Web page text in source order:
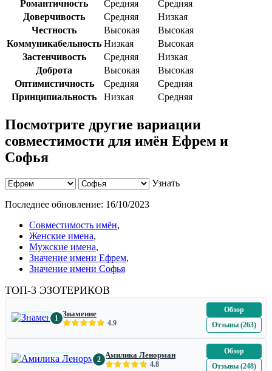
Романтичность Средняя
Средняя
Доверчивость
Средняя
Низкая
Честность
Высокая
Высокая
Коммуникабельность Низкая
Высокая
Застенчивость
Средняя
Низкая
Доброта
Высокая
Высокая
Оптимистичность
Средняя
Средняя
Принципиальность
Низкая Средняя
Посмотрите другие вариации
совместимости для имён Ефрем и
Софья
Узнать
Последнее обновление: 16/10/2023
Совместимость имён,
Женские имена,
Мужские имена,
Значение имени Ефрем,
Значение имени Софья
ТОП-3 ЭЗОТЕРИКОВ
1 Знамение
4.9
Обзор
Отзывы (263)
2 Амилика Ленорман
4.8
Обзор
Отзывы (248)